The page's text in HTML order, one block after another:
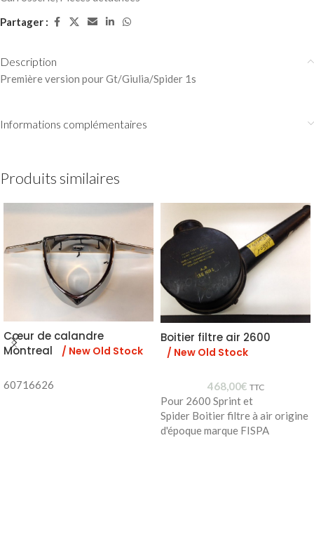
Partager :
Description
Première version pour Gt/Giulia/Spider 1s
Informations complémentaires
Produits similaires
Cœur de calandre
Montreal
/ New Old Stock
60716626
Boitier filtre air 2600
/ New Old Stock
468,00€ TTC
Pour 2600 Sprint et
Spider Boitier filtre à air origine
d'époque marque FISPA